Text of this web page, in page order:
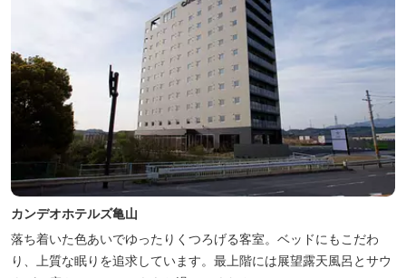
カンデオホテルズ亀山
落ち着いた色あいでゆったりくつろげる客室。ベッドにもこだわ
り、上質な眠りを追求しています。最上階には展望露天風呂とサウ